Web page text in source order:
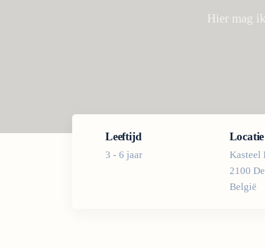
Hier mag
Leeftijd
3 - 6 jaar
Locatie
Kasteel
2100
België